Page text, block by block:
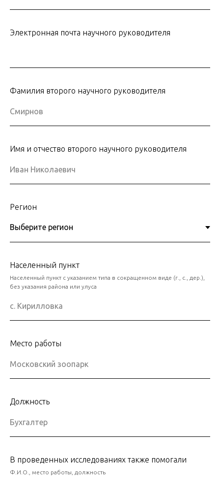
Электронная почта научного руководителя
Фамилия второго научного руководителя
Имя и отчество второго научного руководителя
Регион
Населенный пункт
Населенный пункт с указанием типа в сокращенном виде (г., с., дер.),
без указания района или улуса
Место работы
Должность
В проведенных исследованиях также помогали
Ф.И.О., место работы, должность